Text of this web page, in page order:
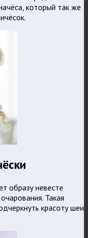
который так же
образу невесте
Такая
красоту шеи